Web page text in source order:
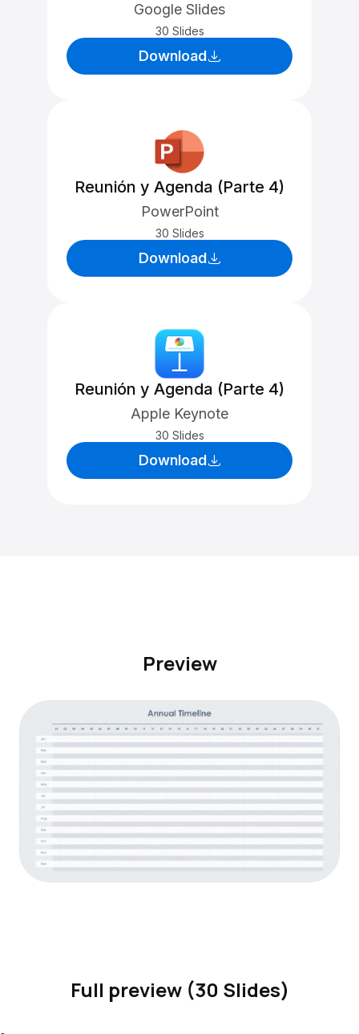
Google Slides
30 Slides
Download
Reunión y Agenda (Parte 4)
PowerPoint
30 Slides
Download
Reunión y Agenda (Parte 4)
Apple Keynote
30 Slides
Download
Preview
Full preview (30 Slides)